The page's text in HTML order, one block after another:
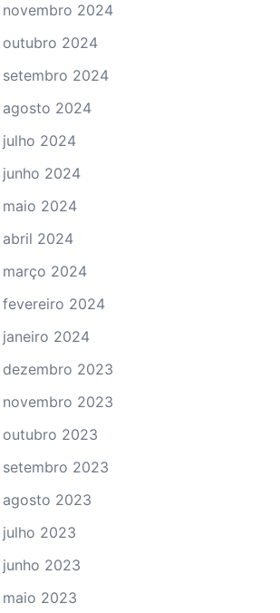
novembro 2024
outubro 2024
setembro 2024
agosto 2024
julho 2024
junho 2024
maio 2024
abril 2024
março 2024
fevereiro 2024
janeiro 2024
dezembro 2023
novembro 2023
outubro 2023
setembro 2023
agosto 2023
julho 2023
junho 2023
maio 2023